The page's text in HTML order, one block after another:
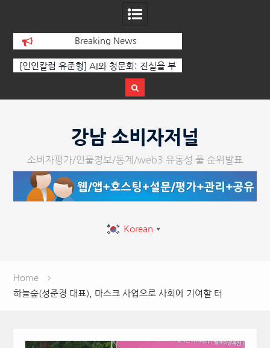
Breaking News
‘K-AI 아트 거장’ 장인보 감독, Ai 기술에
페스티벌’ 성황리에 막 내려
강남 소비자저널
소비자평가/인물정보/통계/web3 유동성 풀 순위발표
Korean ▼
Home
하늘숲(성준경 대표), 마스크 사업으로 사회에 기여할 터